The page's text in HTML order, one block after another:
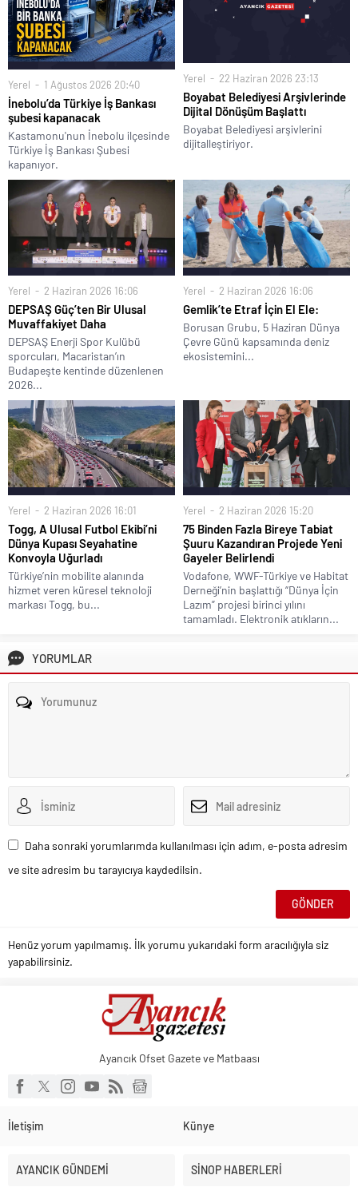
Yerel 1 Ağustos 2026 20:40
İnebolu’da Türkiye İş Bankası
şubesi kapanacak
Kastamonu'nun İnebolu ilçesinde
Türkiye İş Bankası Şubesi
kapanıyor.
Yerel 22 Haziran 2026 23:13
Boyabat Belediyesi Arşivlerinde
Dijital Dönüşüm Başlattı
Boyabat Belediyesi arşivlerini
dijitalleştiriyor.
Yerel 2 Haziran 2026 16:06
DEPSAŞ Güç’ten Bir Ulusal
Muvaffakiyet Daha
DEPSAŞ Enerji Spor Kulübü
sporcuları, Macaristan’ın
Budapeşte kentinde düzenlenen
2026...
Yerel 2 Haziran 2026 16:06
Gemlik’te Etraf İçin El Ele:
Borusan Grubu, 5 Haziran Dünya
Çevre Günü kapsamında deniz
ekosistemini...
Yerel 2 Haziran 2026 16:01
Togg, A Ulusal Futbol Ekibi’ni
Dünya Kupası Seyahatine
Konvoyla Uğurladı
Türkiye’nin mobilite alanında
hizmet veren küresel teknoloji
markası Togg, bu...
Yerel 2 Haziran 2026 15:20
75 Binden Fazla Bireye Tabiat
Şuuru Kazandıran Projede Yeni
Gayeler Belirlendi
Vodafone, WWF-Türkiye ve Habitat
Derneği’nin başlattığı “Dünya İçin
Lazım” projesi birinci yılını
tamamladı. Elektronik atıkların...
YORUMLAR
Daha sonraki yorumlarımda kullanılması için adım, e-posta adresim
ve site adresim bu tarayıcıya kaydedilsin.
Henüz yorum yapılmamış. İlk yorumu yukarıdaki form aracılığıyla siz
yapabilirsiniz.
Ayancık Ofset Gazete ve Matbaası
İletişim Künye
AYANCIK GÜNDEMİ SİNOP HABERLERİ